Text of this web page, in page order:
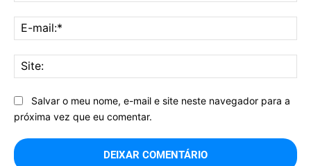
Salvar o meu nome, e-mail e site neste navegador para a
próxima vez que eu comentar.